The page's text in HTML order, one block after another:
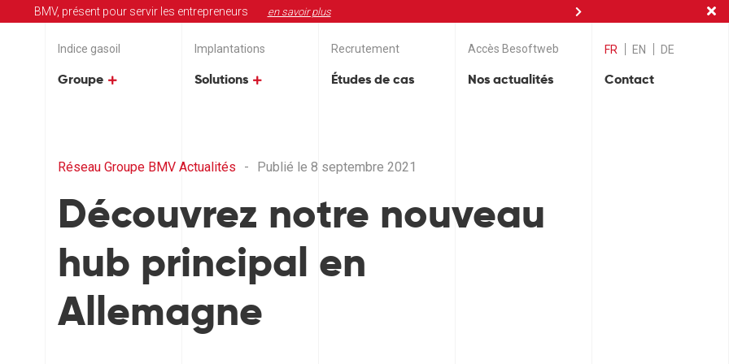
Lire notre rapport RSE 2025-2026 Rapport RSE Groupe BMV
localement, impacter globalement Toutes les actions RSE de nos agences
BMV, présent pour servir les entrepreneurs en savoir plus
Indice gasoil
Groupe
Implantations
Solutions
Recrutement
Études de cas
Accès Besoftweb
Nos actualités
FR EN DE
Contact
Réseau Groupe BMV Actualités - Publié le 8 septembre 2021
Découvrez notre nouveau
hub principal en
Allemagne